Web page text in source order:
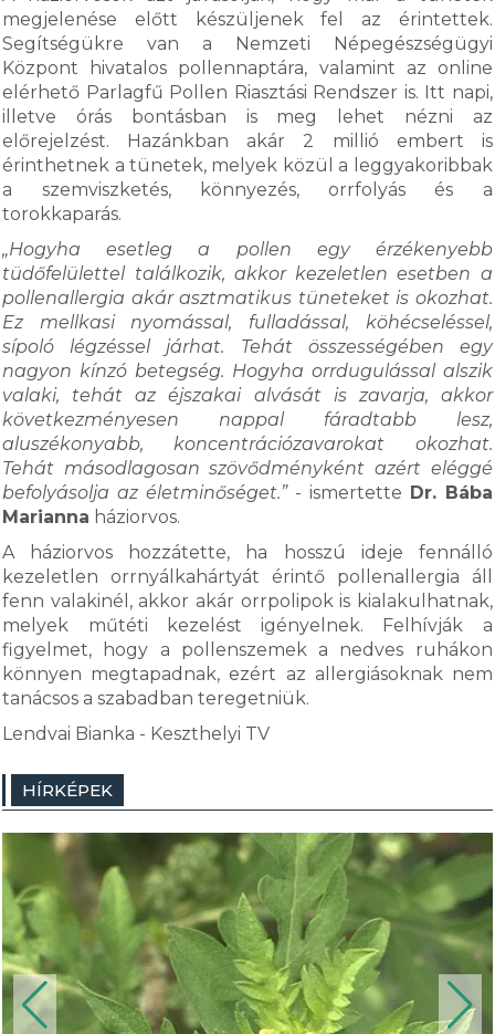
megjelenése előtt készüljenek fel az érintettek.
Segítségükre van a Nemzeti Népegészségügyi
Központ hivatalos pollennaptára, valamint az online
elérhető Parlagfű Pollen Riasztási Rendszer is. Itt napi,
illetve órás bontásban is meg lehet nézni az
előrejelzést. Hazánkban akár 2 millió embert is
érinthetnek a tünetek, melyek közül a leggyakoribbak
a szemviszketés, könnyezés, orrfolyás és a
torokkaparás.
„Hogyha esetleg a pollen egy érzékenyebb
tüdőfelülettel találkozik, akkor kezeletlen esetben a
pollenallergia akár asztmatikus tüneteket is okozhat.
Ez mellkasi nyomással, fulladással, köhécseléssel,
sípoló légzéssel járhat. Tehát összességében egy
nagyon kínzó betegség. Hogyha orrdugulással alszik
valaki, tehát az éjszakai alvását is zavarja, akkor
következményesen nappal fáradtabb lesz,
aluszékonyabb, koncentrációzavarokat okozhat.
Tehát másodlagosan szövődményként azért eléggé
befolyásolja az életminőséget.”- ismertette Dr. Bába
Marianna háziorvos.
A háziorvos hozzátette, ha hosszú ideje fennálló
kezeletlen orrnyálkahártyát érintő pollenallergia áll
fenn valakinél, akkor akár orrpolipok is kialakulhatnak,
melyek műtéti kezelést igényelnek. Felhívják a
figyelmet, hogy a pollenszemek a nedves ruhákon
könnyen megtapadnak, ezért az allergiásoknak nem
tanácsos a szabadban teregetniük.
Lendvai Bianka - Keszthelyi TV
HÍRKÉPEK